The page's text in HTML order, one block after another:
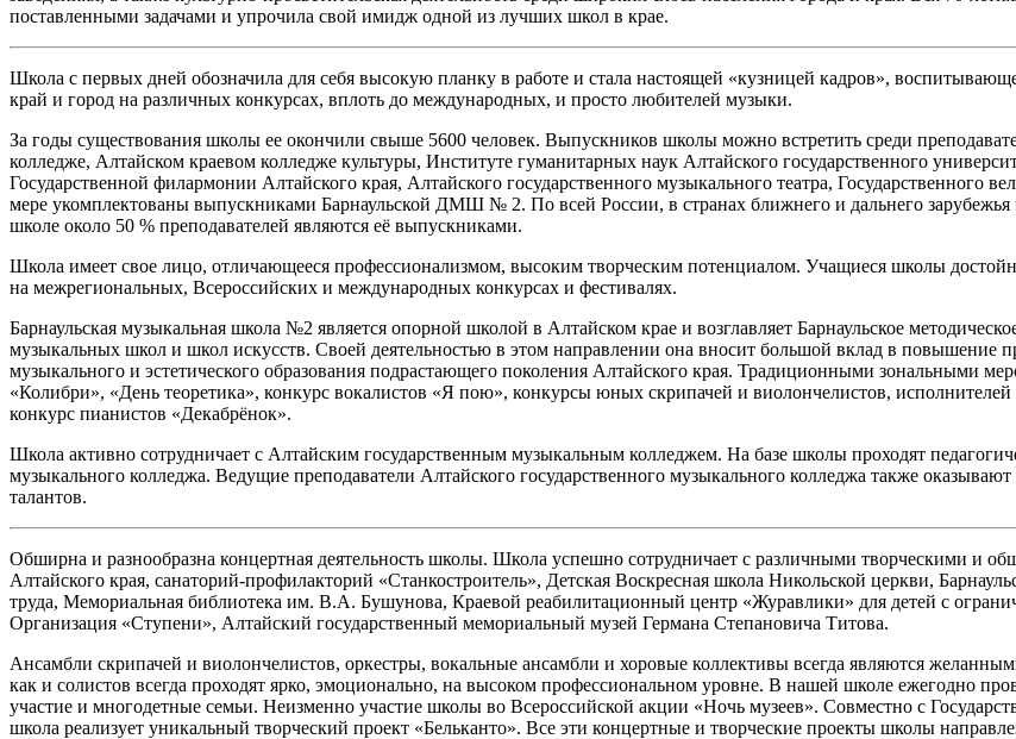
поставленными задачами и упрочила свой имидж одной из лучших школ в крае.
Школа с первых дней обозначила для себя высокую планку в работе и стала настоящей «кузницей кадров»,
край и город на различных конкурсах, вплоть до международных, и просто любителей музыки.
За годы существования школы ее окончили свыше 5600 человек. Выпускников школы можно встретить среди
колледже, Алтайском краевом колледже культуры, Институте гуманитарных наук Алтайского государственного
Государственной филармонии Алтайского края, Алтайского государственного музыкального театра, Государственного
мере укомплектованы выпускниками Барнаульской ДМШ № 2. По всей России, в странах ближнего и дальнего
школе около 50 % преподавателей являются её выпускниками.
Школа имеет свое лицо, отличающееся профессионализмом, высоким творческим потенциалом. Учащиеся школы
на межрегиональных, Всероссийских и международных конкурсах и фестивалях.
Барнаульская музыкальная школа №2 является опорной школой в Алтайском крае и возглавляет Барнаульское
музыкальных школ и школ искусств. Своей деятельностью в этом направлении она вносит большой вклад в повышение
музыкального и эстетического образования подрастающего поколения Алтайского края. Традиционными зональными
«Колибри», «День теоретика», конкурс вокалистов «Я пою», конкурсы юных скрипачей и виолончелистов,
конкурс пианистов «Декабрёнок».
Школа активно сотрудничает с Алтайским государственным музыкальным колледжем. На базе школы проходят
музыкального колледжа. Ведущие преподаватели Алтайского государственного музыкального колледжа также
талантов.
Обширна и разнообразна концертная деятельность школы. Школа успешно сотрудничает с различными творческими и
Алтайского края, санаторий-профилакторий «Станкостроитель», Детская Воскресная школа Никольской церкви,
труда, Мемориальная библиотека им. В.А. Бушунова, Краевой реабилитационный центр «Журавлики» для детей с
Организация «Ступени», Алтайский государственный мемориальный музей Германа Степановича Титова.
Ансамбли скрипачей и виолончелистов, оркестры, вокальные ансамбли и хоровые коллективы всегда являются
как и солистов всегда проходят ярко, эмоционально, на высоком профессиональном уровне. В нашей школе ежегодно
участие и многодетные семьи. Неизменно участие школы во Всероссийской акции «Ночь музеев». Совместно с
школа реализует уникальный творческий проект «Бельканто». Все эти концертные и творческие проекты школы